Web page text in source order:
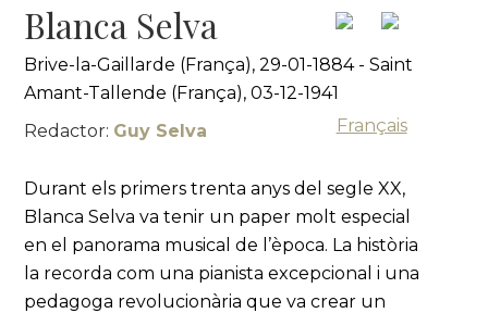
Blanca Selva
Brive-la-Gaillarde (França), 29-01-1884 - Saint
Amant-Tallende (França), 03-12-1941
Redactor: Guy Selva Français
Durant els primers trenta anys del segle XX,
Blanca Selva va tenir un paper molt especial
en el panorama musical de l’època. La història
la recorda com una pianista excepcional i una
pedagoga revolucionària que va crear un